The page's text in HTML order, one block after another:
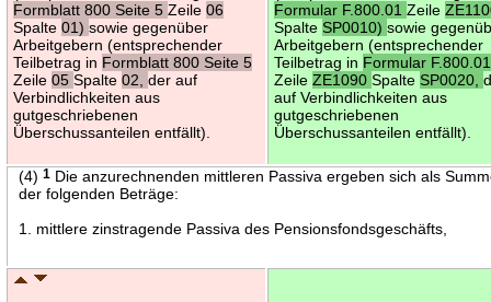
Formblatt 800 Seite 5Zeile06
Spalte01)sowie gegenüber
Arbeitgebern (entsprechender
Teilbetrag in Formblatt 800 Seite 5
Zeile05Spalte02,der auf
Verbindlichkeiten aus
gutgeschriebenen
Überschussanteilen entfällt).
Formular F.800.01Zeile
SpalteSP0010)sowie
Arbeitgebern (entsprechender
Teilbetrag in Formular F.800.01
ZeileZE1090SpalteSP0020,
auf Verbindlichkeiten aus
gutgeschriebenen
Überschussanteilen entfällt).
(4)1 Die anzurechnenden mittleren Passiva ergeben sich als
der folgenden Beträge:
1. mittlere zinstragende Passiva des Pensionsfondsgeschäfts,